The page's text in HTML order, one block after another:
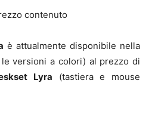
contenuto
è attualmente disponibile nella
versioni a colori) al prezzo di
Lyra (tastiera e mouse